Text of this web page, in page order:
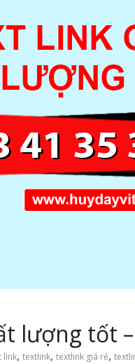
lượng tốt
link, textlink, textlink giá rẻ,